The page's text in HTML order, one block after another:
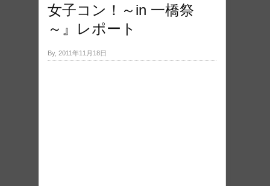
女子コン！～in 一橋祭
～』レポート
By, 2011年11月18日